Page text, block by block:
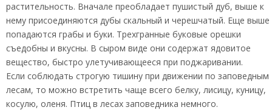
растительность. Вначале преобладает пушистый дуб, выше к
нему присоединяются дубы скальный и черешчатый. Еще выше
попадаются грабы и буки. Трехгранные буковые орешки
съедобны и вкусны. В сыром виде они содержат ядовитое
вещество, быстро улетучивающееся при поджаривании.
Если соблюдать строгую тишину при движении по заповедным
лесам, то можно встретить чаще всего белку, лисицу, куницу,
косулю, оленя. Птиц в лесах заповедника немного.